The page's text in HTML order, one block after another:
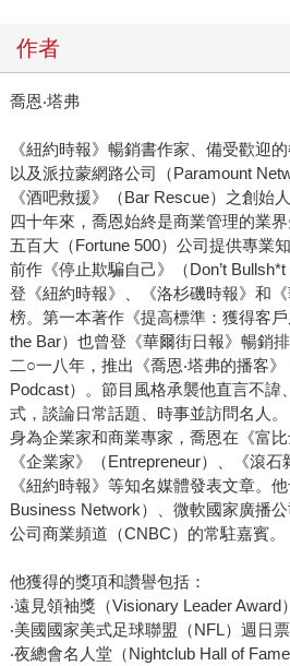
作者
喬恩‧塔弗
《紐約時報》暢銷書作家、備受歡迎
以及派拉蒙網路公司（Paramount
《酒吧救援》（Bar Rescue）之創始
四十年來，喬恩始終是商業管理的業
五百大（Fortune 500）公司提供專業知
前作《停止欺騙自己》（Don’t
登《紐約時報》、《洛杉磯時報》和
榜。第一本著作《提高標準：獲得客
the Bar）也曾登《華爾街日報》暢銷排
二○一八年，推出《喬恩‧塔弗的播客》
Podcast）。節目風格承襲他直言不諱
式，談論日常話題、時事並訪問名人。
身為企業家和商業專家，喬恩在《富比
《企業家》（Entrepreneur）、《滾
《紐約時報》等知名媒體發表文章。
Business Network）、微軟國家廣播
公司商業頻道（CNBC）的常駐嘉賓。
他獲得的獎項和讚譽包括：
‧遠見領袖獎（Visionary Leader Award）
‧美國國家美式足球聯盟（NFL）週日
‧夜總會名人堂（Nightclub Hall of